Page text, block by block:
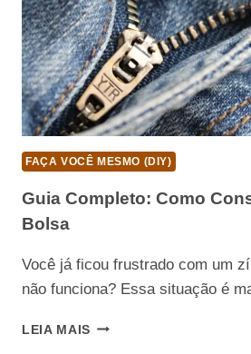
FAÇA VOCÊ MESMO (DIY)
Guia Completo: Como
Bolsa
Você já ficou frustrado com um
não funciona? Essa situação é
LEIA MAIS GUIA